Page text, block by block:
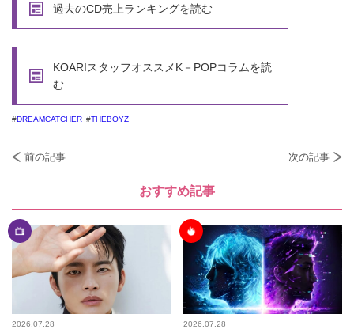
過去のCD売上ランキングを読む
KOARIスタッフオススメK－POPコラムを読
む
DREAMCATCHER THEBOYZ
前の記事 次の記事
おすすめ記事
2026.07.28 2026.07.28